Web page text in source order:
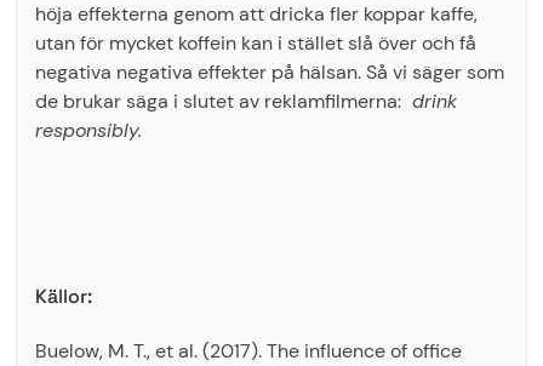
höja effekterna genom att dricka fler koppar kaffe,
utan för mycket koffein kan i stället slå över och få
negativa negativa effekter på hälsan. Så vi säger som
de brukar säga i slutet av reklamfilmerna: drink
responsibly.
Källor:
Buelow, M. T., et al. (2017). The influence of office